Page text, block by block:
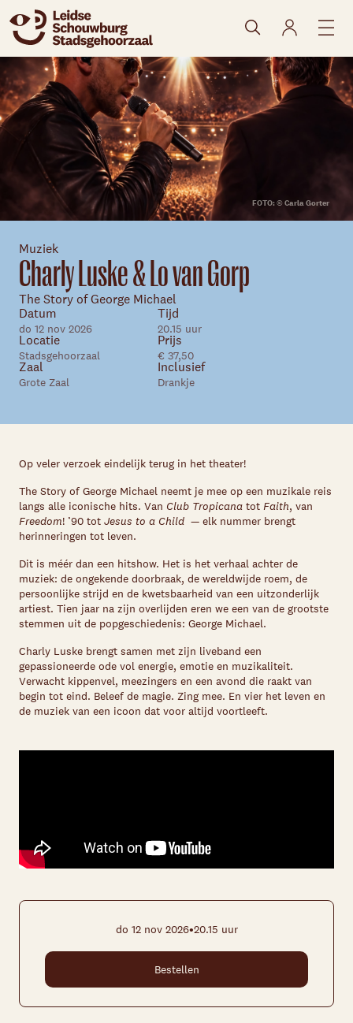
Skip navigatie
FOTO: © Carla Gorter
naar agenda
Muziek
Charly Luske & Lo van Gorp
The Story of George Michael
Datum
do 12 nov 2026
Tijd
20.15 uur
Locatie
Stadsgehoorzaal
Prijs
€ 37,50
Zaal
Grote Zaal
Inclusief
Drankje
Op veler verzoek eindelijk terug in het theater!
The Story of George Michael neemt je mee op een muzikale reis
langs alle iconische hits. Van Club Tropicana tot Faith, van
Freedom! ’90 tot Jesus to a Child — elk nummer brengt
herinneringen tot leven.
Dit is méér dan een hitshow. Het is het verhaal achter de
muziek: de ongekende doorbraak, de wereldwijde roem, de
persoonlijke strijd en de kwetsbaarheid van een uitzonderlijk
artiest. Tien jaar na zijn overlijden eren we een van de grootste
stemmen uit de popgeschiedenis: George Michael.
Charly Luske brengt samen met zijn liveband een
gepassioneerde ode vol energie, emotie en muzikaliteit.
Verwacht kippenvel, meezingers en een avond die raakt van
begin tot eind. Beleef de magie. Zing mee. En vier het leven en
de muziek van een icoon dat voor altijd voortleeft.
do 12 nov 2026•20.15 uur
Bestellen